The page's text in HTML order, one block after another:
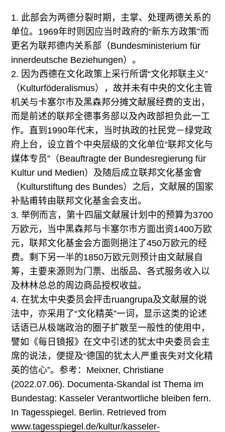
1. 此部会为两德分裂时期，主掌、处理两德关系的
单位。1969年时则因应当时政府的“新东方政策”而
更名为联邦德内关系部（Bundesministerium für
innerdeutsche Beziehungen）。
2. 因为西德在文化政策上采行所谓“文化邦联主义”
（Kulturföderalismus），故并未有中央的文化主管
机关与卡塞尔市及黑森邦分摊文献展经费的支出，
而是前述的联邦全德事务部以及內政部担负此一工
作。直到1990年代末，当时执政的社民党－绿党政
府上台，设立首个中央层级的文化单位“联邦文化与
媒体专员”（Beauftragte der Bundesregierung für
Kultur und Medien）及随后成立联邦文化基金會
（Kulturstiftung des Bundes）之后，文献展的国家
补贴甫转由联邦文化基金会支出。
3. 举例而言，第十四届文献展计划中的预算为3700
万欧元，当中黑森邦与卡塞尔市方面出资1400万欧
元，联邦文化基金会方面则挹注了450万欧元的经
费。剩下另一半的1850万欧元则预计由文献展自
筹，主要来源则为门票、出版品、各式服务收入以
及林林总总的周边商品授权收益。
4. 在犹太中央委员会抨击ruangrupa及文献展的说
法中，亦采用了“文化精英”一词，显示这类的论述
话语已从极端政治的圈子扩散至一般性的使用中，
譬如《每日镜报》在文中引述的犹太中央委员会主
席的说法，便提及“德国的犹太人严重丧失对文化精
英的信心”。参考：Meixner, Christiane
(2022.07.06). Documenta-Skandal ist Thema im
Bundestag: Kasseler Verantwortliche bleiben fern.
In Tagesspiegel. Berlin. Retrieved from
www.tagesspiegel.de/kultur/kasseler-